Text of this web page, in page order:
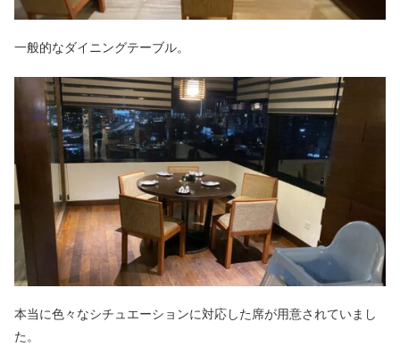
一般的なダイニングテーブル。
本当に色々なシチュエーションに対応した席が用意されていまし
た。